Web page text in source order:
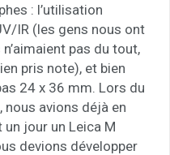
: l’utilisation
IR (les gens nous ont
pas du tout,
pris note), et bien
24 x 36 mm. Lors du
nous avions déjà en
un jour un Leica M
devions développer